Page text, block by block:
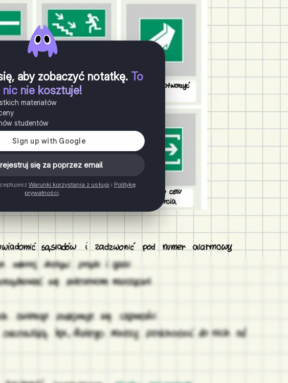
aby zobaczyć notatkę. To
nic nie kosztuje!
materiałów
studentów
się za poprzez email
Warunki korzystania z usługi i Politykę
prywatności.